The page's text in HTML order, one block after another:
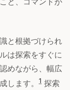
と根拠づけられ
は探索をすぐに
めながら、幅広
します。
1 探索